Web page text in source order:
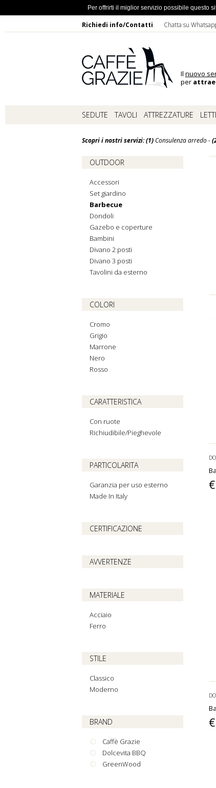
Richiedi info/Contatti Chatta su
Il nuovo
per
SEDUTE TAVOLI ATTREZZATURE
Scopri i nostri servizi: (1)Consulenza arredo -
OUTDOOR
Accessori
Set giardino
Barbecue
Dondoli
Gazebo e coperture
Bambini
Divano 2 posti
Divano 3 posti
Tavolini da esterno
COLORI
Cromo
Grigio
Marrone
Nero
Rosso
CARATTERISTICA
Con ruote
Richiudibile/Pieghevole
PARTICOLARITA
Garanzia per uso esterno
Made In Italy
CERTIFICAZIONE
AVVERTENZE
MATERIALE
Acciaio
Ferro
STILE
Classico
Moderno
BRAND
Caffè Grazie
Dolcevita BBQ
GreenWood
Per offrirti il miglior servizio possibile questo